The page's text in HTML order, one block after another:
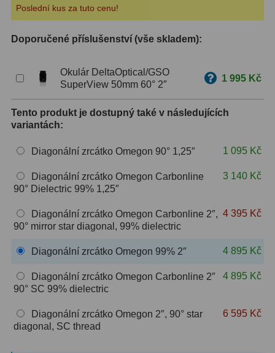
Měřící, s mřížkou 6
Ostatní30
Doplňky1
Filtry 183
Měsíční a Polarizační23
Sluneční44
OIII9
Hβ6
Poslední kus za tuto cenu!
Doporučené příslušenství (vše skladem):
Okulár DeltaOptical/GSO
SuperView 50mm 60° 2″
1 995 Kč
Tento produkt je dostupný také v následujících
variantách:
Diagonální zrcátko Omegon 90° 1,25″ 1 095 Kč
Diagonální zrcátko Omegon Carbonline
90° Dielectric 99% 1,25″
3 140 Kč
Diagonální zrcátko Omegon Carbonline 2″,
90° mirror star diagonal, 99% dielectric
4 395 Kč
Diagonální zrcátko Omegon 99% 2″ 4 895 Kč
Diagonální zrcátko Omegon Carbonline 2″
90° SC 99% dielectric
4 895 Kč
Diagonální zrcátko Omegon 2″, 90° star
diagonal, SC thread
6 595 Kč